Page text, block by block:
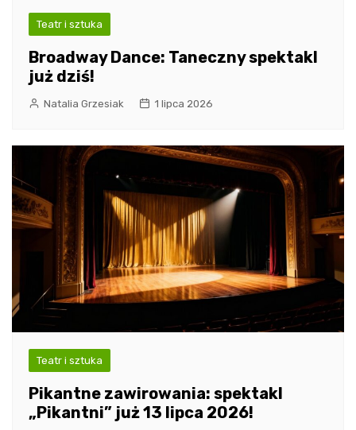
Teatr i sztuka
Broadway Dance: Taneczny spektakl
już dziś!
Natalia Grzesiak 1 lipca 2026
Teatr i sztuka
Pikantne zawirowania: spektakl
„Pikantni” już 13 lipca 2026!